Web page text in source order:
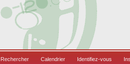
Rechercher Calendrier Identifiez-vous